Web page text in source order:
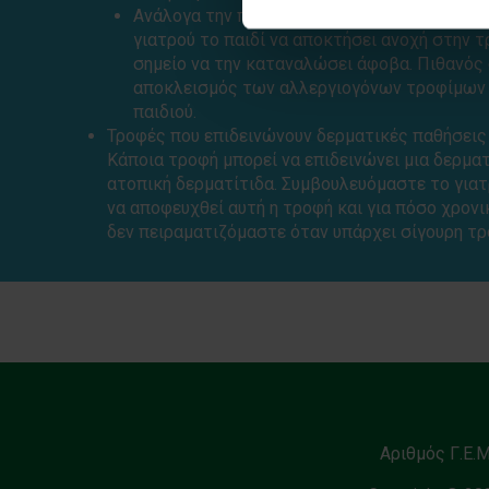
Ανάλογα την περίπτωση, μπορεί σταδιακά με
γιατρού το παιδί να αποκτήσει ανοχή στην
σημείο να την καταναλώσει άφοβα. Πιθανός
αποκλεισμός των αλλεργιογόνων
παιδιού.
Τροφές που επιδεινώνουν δερματικές παθήσεις
Κάποια τροφή μπορεί να επιδεινώνει μια
ατοπική δερματίτιδα. Συμβουλευόμαστε το
να αποφευχθεί αυτή η τροφή και για πόσο
δεν πειραματιζόμαστε όταν υπάρχει σίγουρη
Αριθμός